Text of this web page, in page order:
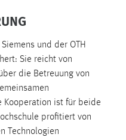
und der OTH
Sie reicht von
die Betreuung von
Kooperation ist für beide
profitiert von
Technologien
anonym.
zu verstehen, wie
nutzen.